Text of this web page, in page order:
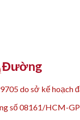
Đường
do sở kế hoạch
số 08161/HCM-